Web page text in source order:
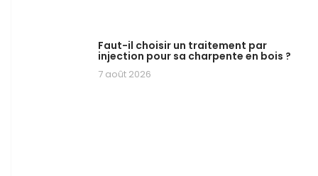
Faut-il choisir un traitement par
injection pour sa charpente en bois ?
7 août 2026